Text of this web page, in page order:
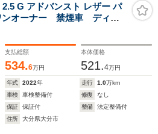
G アドバンスト レザー パ
ンオーナー 禁煙車 ディス
革 4WD 電動シート 純
支払総額
534.6万円
本体価格
521.4万円
年式 2022年 走行 1.0万km
車検
車検整備付 修復
なし
保証
保証付 整備
法定整備付
住所
大分県大分市